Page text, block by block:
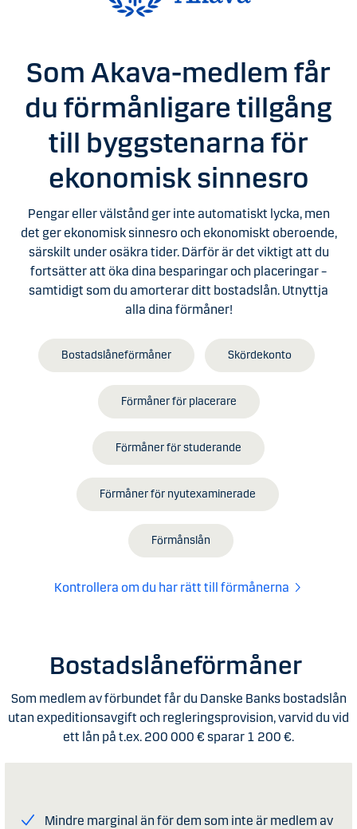
Som Akava-medlem får
du förmånligare tillgång
till byggstenarna för
ekonomisk sinnesro
Pengar eller välstånd ger inte automatiskt lycka, men
det ger ekonomisk sinnesro och ekonomiskt oberoende,
särskilt under osäkra tider. Därför är det viktigt att du
fortsätter att öka dina besparingar och placeringar –
samtidigt som du amorterar ditt bostadslån. Utnyttja
alla dina förmåner!
Bostadslåneförmåner Skördekonto
Förmåner för placerare
Förmåner för studerande
Förmåner för nyutexaminerade
Förmånslån
Kontrollera om du har rätt till förmånerna
Bostads­låne­förmåner
Som medlem av förbundet får du Danske Banks bostadslån
utan expeditionsavgift och regleringsprovision, varvid du vid
ett lån på t.ex. 200 000 € sparar 1 200 €.
Mindre marginal än för dem som inte är medlem av